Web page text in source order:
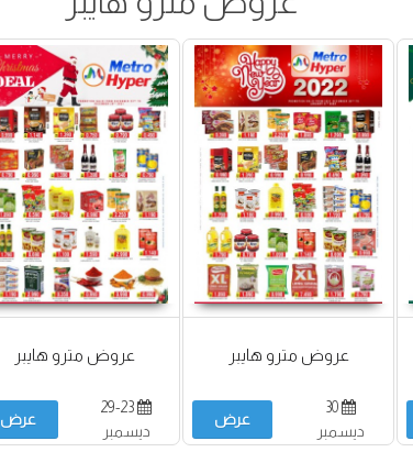
عروض مترو هايبر
30
ديسمبر
عرض
عروض مترو هايبر
29-23
ديسمبر
عرض